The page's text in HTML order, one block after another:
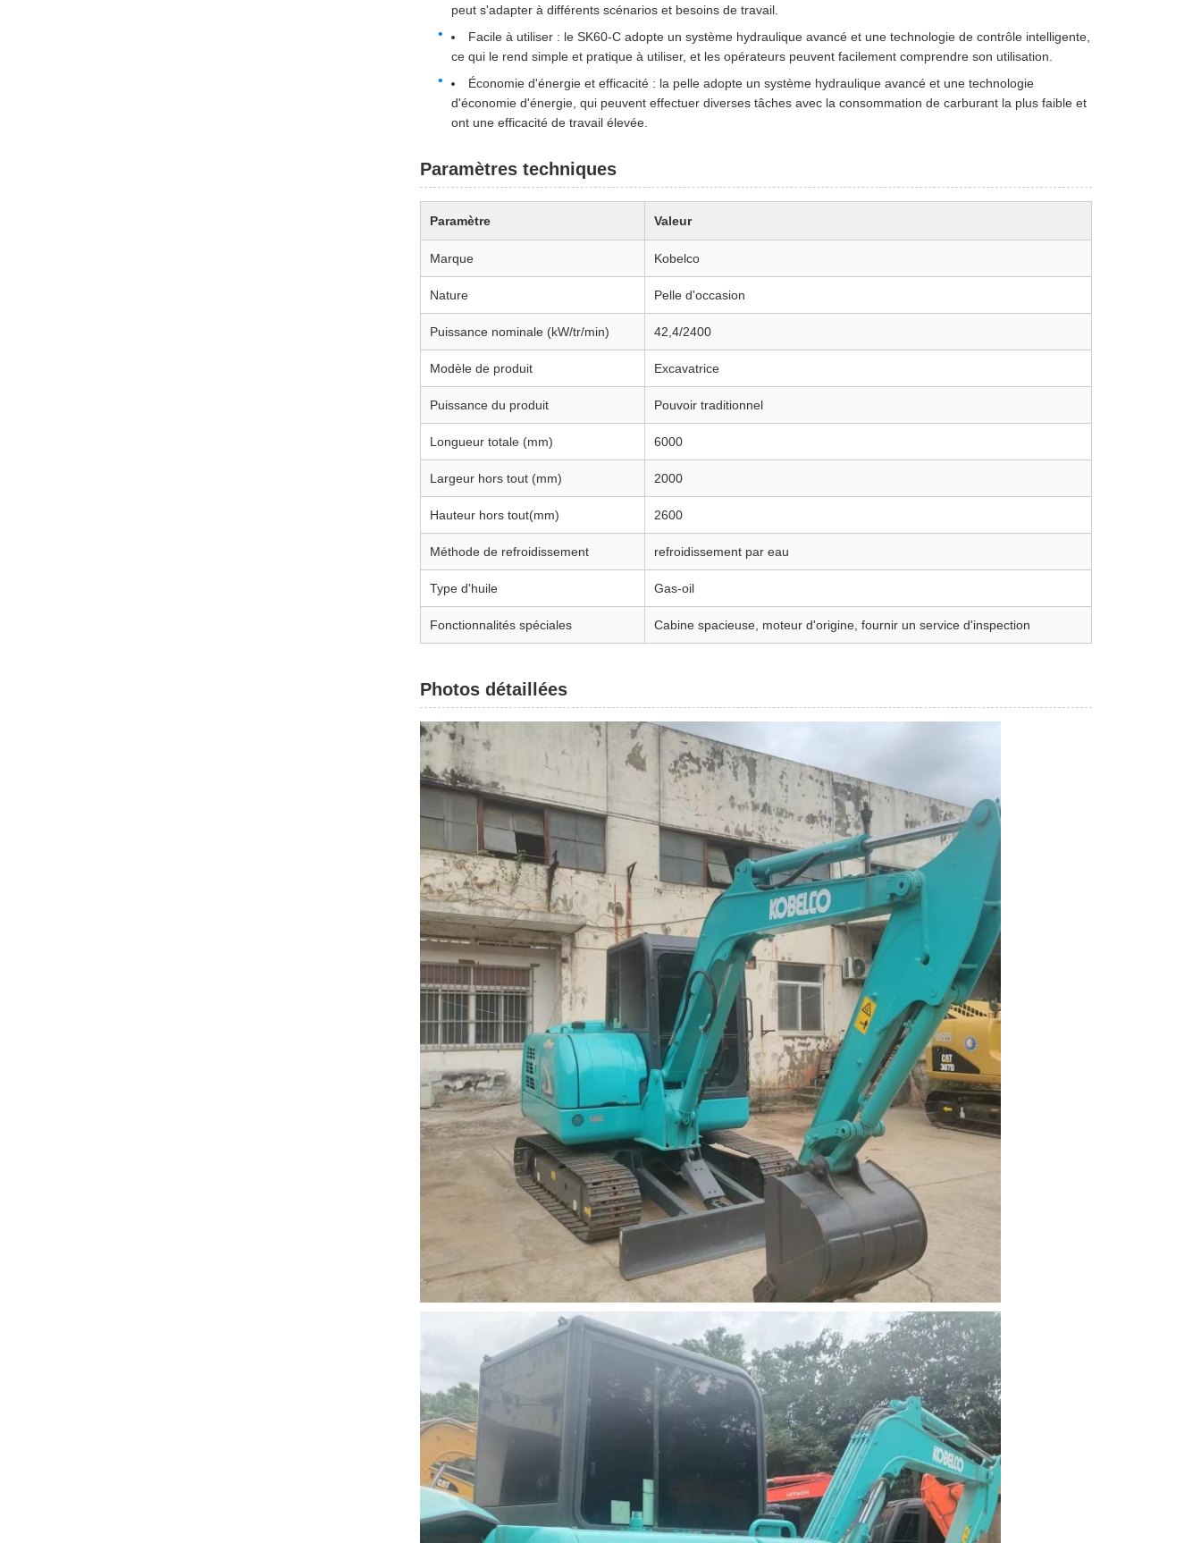
peut s'adapter à différents scénarios et besoins de travail.
Facile à utiliser : le SK60-C adopte un système hydraulique avancé et une technologie de contrôle intelligente,
ce qui le rend simple et pratique à utiliser, et les opérateurs peuvent facilement comprendre son utilisation.
Économie d'énergie et efficacité : la pelle adopte un système hydraulique avancé et une technologie
d'économie d'énergie, qui peuvent effectuer diverses tâches avec la consommation de carburant la plus faible et
ont une efficacité de travail élevée.
Paramètres techniques
Paramètre Valeur
Marque Kobelco
Nature Pelle d'occasion
Puissance nominale (kW/tr/min) 42,4/2400
Modèle de produit Excavatrice
Puissance du produit Pouvoir traditionnel
Longueur totale (mm) 6000
Largeur hors tout (mm) 2000
Hauteur hors tout(mm) 2600
Méthode de refroidissement refroidissement par eau
Type d'huile Gas-oil
Fonctionnalités spéciales Cabine spacieuse, moteur d'origine, fournir un service d'inspection
Photos détaillées